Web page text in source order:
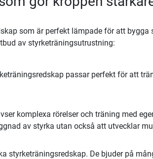
som är perfekt lämpade för att
av styrketräningsutrustning:
passar perfekt för att
komplexa rörelser och träning med
av styrka utan också att utvecklar
styrketräningsredskap. De bjuder på